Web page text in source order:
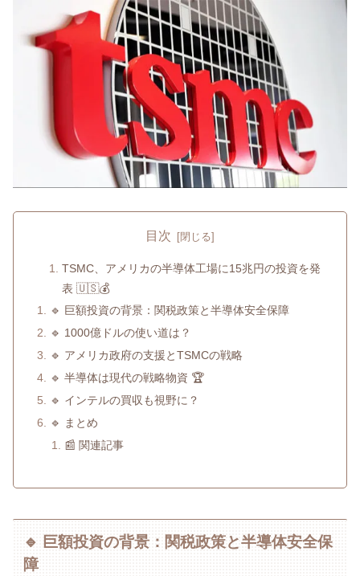
目次
TSMC、アメリカの半導体工場に15兆円の投資を発
表 🇺🇸💰
🔹 巨額投資の背景：関税政策と半導体安全保障
🔹 1000億ドルの使い道は？
🔹 アメリカ政府の支援とTSMCの戦略
🔹 半導体は現代の戦略物資 🏆
🔹 インテルの買収も視野に？
🔹 まとめ
📰 関連記事
🔹 巨額投資の背景：関税政策と半導体安全保
障